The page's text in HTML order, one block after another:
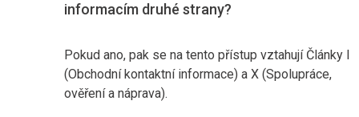
informacím druhé strany?
Pokud ano, pak se na tento přístup vztahují Články I
(Obchodní kontaktní informace) a X (Spolupráce,
ověření a náprava).